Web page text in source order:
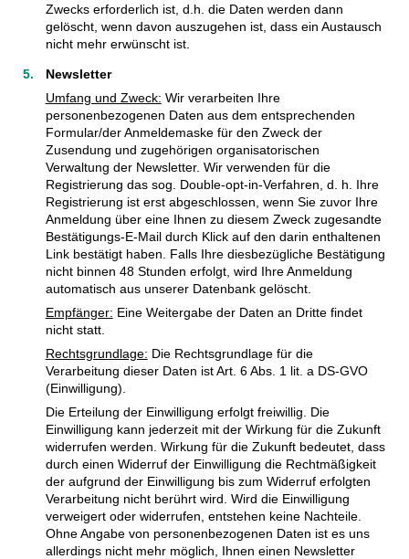
Zwecks erforderlich ist, d.h. die Daten werden dann
gelöscht, wenn davon auszugehen ist, dass ein Austausch
nicht mehr erwünscht ist.
Newsletter
Umfang und Zweck: Wir verarbeiten Ihre
personenbezogenen Daten aus dem entsprechenden
Formular/der Anmeldemaske für den Zweck der
Zusendung und zugehörigen organisatorischen
Verwaltung der Newsletter. Wir verwenden für die
Registrierung das sog. Double-opt-in-Verfahren, d. h. Ihre
Registrierung ist erst abgeschlossen, wenn Sie zuvor Ihre
Anmeldung über eine Ihnen zu diesem Zweck zugesandte
Bestätigungs-E-Mail durch Klick auf den darin enthaltenen
Link bestätigt haben. Falls Ihre diesbezügliche Bestätigung
nicht binnen 48 Stunden erfolgt, wird Ihre Anmeldung
automatisch aus unserer Datenbank gelöscht.
Empfänger: Eine Weitergabe der Daten an Dritte findet
nicht statt.
Rechtsgrundlage: Die Rechtsgrundlage für die
Verarbeitung dieser Daten ist Art. 6 Abs. 1 lit. a DS-GVO
(Einwilligung).
Die Erteilung der Einwilligung erfolgt freiwillig. Die
Einwilligung kann jederzeit mit der Wirkung für die Zukunft
widerrufen werden. Wirkung für die Zukunft bedeutet, dass
durch einen Widerruf der Einwilligung die Rechtmäßigkeit
der aufgrund der Einwilligung bis zum Widerruf erfolgten
Verarbeitung nicht berührt wird. Wird die Einwilligung
verweigert oder widerrufen, entstehen keine Nachteile.
Ohne Angabe von personenbezogenen Daten ist es uns
allerdings nicht mehr möglich, Ihnen einen Newsletter